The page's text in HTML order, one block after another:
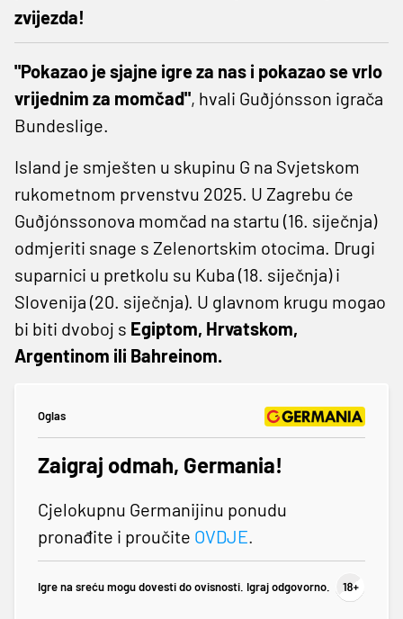
zvijezda!
"Pokazao je sjajne igre za nas i pokazao se vrlo
vrijednim za momčad", hvali Guðjónsson igrača
Bundeslige.
Island je smješten u skupinu G na Svjetskom
rukometnom prvenstvu 2025. U Zagrebu će
Guðjónssonova momčad na startu (16. siječnja)
odmjeriti snage s Zelenortskim otocima. Drugi
suparnici u pretkolu su Kuba (18. siječnja) i
Slovenija (20. siječnja). U glavnom krugu mogao
bi biti dvoboj s Egiptom, Hrvatskom,
Argentinom ili Bahreinom.
Oglas
Zaigraj odmah, Germania!
Cjelokupnu Germanijinu ponudu
pronađite i proučite OVDJE.
Igre na sreću mogu dovesti do ovisnosti. Igraj odgovorno.